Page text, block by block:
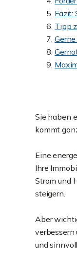
Fazit:
Tipp
Sie haben
kommt
Eine
Ihre
Strom und
steigern.
Aber
verbessern
und